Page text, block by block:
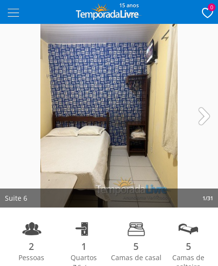
15 anos 0
Suite 6 1/31
2
Pessoas
1
Quartos
5
Camas de casal
5
Camas de